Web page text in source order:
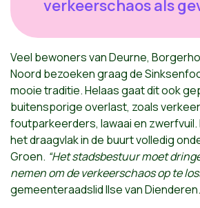
verkeerschaos als
Veel bewoners van Deurne,
Noord bezoeken graag de
mooie traditie. Helaas gaat dit ook
buitensporige overlast, zoals
foutparkeerders, lawaai en
het draagvlak in de buurt volledig
Groen. “Het stadsbestuur moet
nemen om de verkeerschaos op te
gemeenteraadslid Ilse van Dienderen.